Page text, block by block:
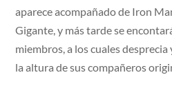
aparece acompañado de Iron
Gigante, y más tarde se
miembros, a los cuales desprecia
la altura de sus compañeros